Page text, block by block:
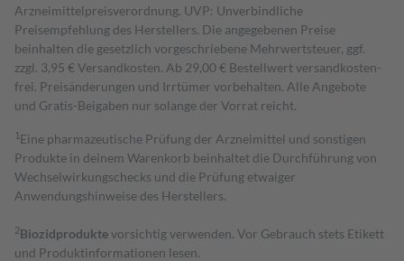
Arzneimittelpreisverordnung. UVP: Unverbindliche
Preisempfehlung des Herstellers. Die angegebenen Preise
beinhalten die gesetzlich vorgeschriebene Mehrwertsteuer, ggf.
zzgl. 3,95 € Versandkosten. Ab 29,00 € Bestell­wert versand­kosten­
frei. Preisänderungen und Irrtümer vorbehalten. Alle Angebote
und Gratis-Beigaben nur solange der Vorrat reicht.
1 Eine pharmazeutische Prüfung der Arzneimittel und sonstigen
Produkte in deinem Warenkorb beinhaltet die Durchführung von
Wechselwirkungschecks und die Prüfung etwaiger
Anwendungshinweise des Herstellers.
2Biozidproduktevorsichtig verwenden. Vor Gebrauch stets Etikett
und Produktinformationen lesen.